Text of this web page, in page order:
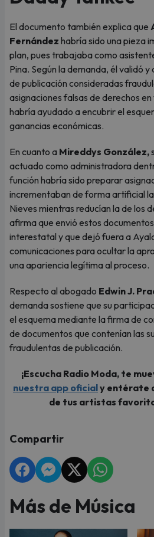
El documento también explica que
Fernández habría sido una pieza
plan, pues trabajaba como
Pina. Según la demanda, él validó
de publicación consideradas
asignaciones falsas de derechos
habría ayudado a encubrir el
ganancias económicas.
En cuanto a Mireddys González,
actuado como administradora
función habría sido preparar
incrementaban de forma artificial
Nieves mientras reducían la de los
afirma que envió estos
interestatal y que dejó fuera a
comunicaciones para ocultar la
una apariencia legítima al proceso.
Respecto al abogado Edwin J.
demanda sostiene que su
el esquema mediante la firma de
de documentos que contenían las
fraudulentas de publicación.
¡Escucha Radio Moda, te
nuestra app oficialy entérate
de tus artistas
Compartir
Más de Música